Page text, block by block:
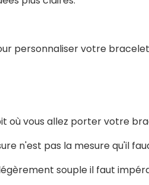
personnaliser votre
où vous allez porter votre
n'est pas la mesure qu'il
souple il faut